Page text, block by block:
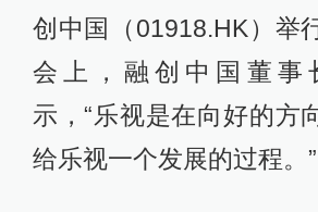
创中国（01918.HK）举
会上，融创中国董事
示，“乐视是在向好的方
给乐视一个发展的过程。”